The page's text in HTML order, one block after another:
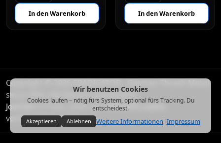
Copyright © 2026 ERADICATOR - German Thrash Metal
since 2004. Alle Rechte vorbehalten.
Joomla!
ist freie, unter derGNU/GPL-Lizenz
veröffentlichte Software.
Wir benutzen Cookies
Cookies laufen – nötig fürs System, optional fürs Tracking. Du
entscheidest.
Akzeptieren Ablehnen Weitere Informationen |Impressum